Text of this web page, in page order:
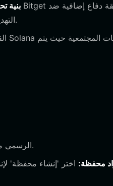
بنية
التهديدات المحتملة داخل السلسلة، وهو أمر بالغ الأهمية عند التعامل مع رموز الميم التجريبية.
قم بتنزيل تطبيق Bitget Wallet الرسمي من المتجر الرسمي أو الموقع الإلكتروني.
محفظة: اختر 'إنشاء محفظة'